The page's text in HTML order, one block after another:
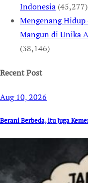
Indonesia (45,277)
Mengenang Hidup
Mangun di Unika
(38,146)
Recent Post
Aug 10, 2026
Berani Berbeda, itu Juga